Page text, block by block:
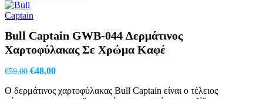
€48,00.
Bull Captain GWB-044 Δερμάτινος
Χαρτοφύλακας Σε Χρώμα Καφέ
€59,00 Original
was:
€48,00Η
τιμή
Ο δερμάτινος χαρτοφύλακας Bull Captain είναι ο τέλειος